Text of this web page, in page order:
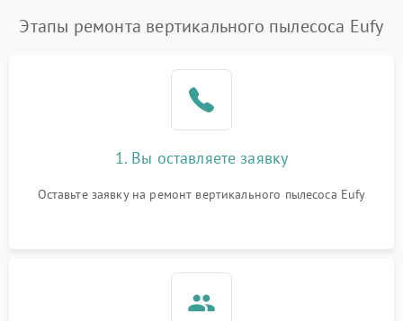
Этапы ремонта вертикального пылесоса Eufy
1. Вы оставляете заявку
Оставьте заявку на ремонт вертикального пылесоса Eufy